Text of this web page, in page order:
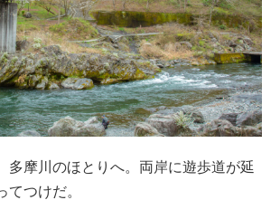
多摩川のほとりへ。両岸に遊歩道が延
てつけだ。